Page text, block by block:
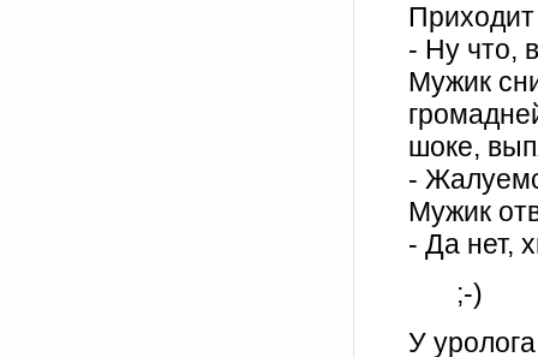
- Hy что,
Мyжик
шоке,
-
Мyжик
- Да нет,
;-)
У